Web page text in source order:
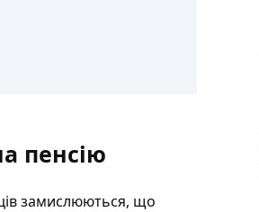
пенсію
замислюються, що